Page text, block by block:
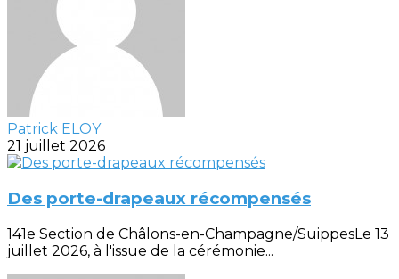
Patrick ELOY
21 juillet 2026
Des porte-drapeaux récompensés
141e Section de Châlons-en-Champagne/SuippesLe 13
juillet 2026, à l'issue de la cérémonie...